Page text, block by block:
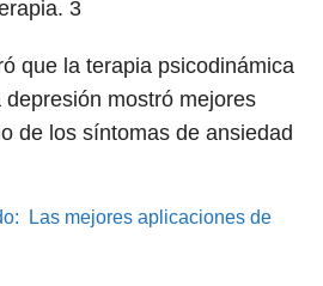
3
que la terapia psicodinámica
mostró mejores
de los síntomas de ansiedad
Las mejores aplicaciones de